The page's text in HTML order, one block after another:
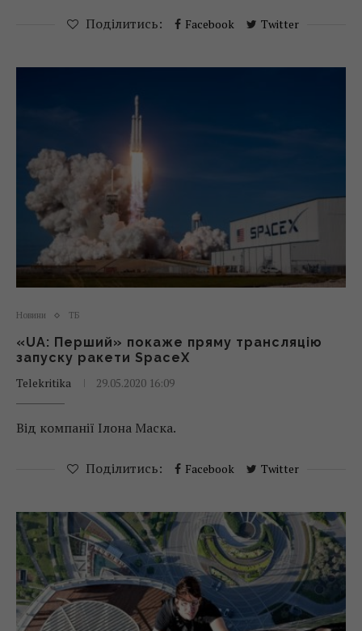
Поділитись: Facebook Twitter
Новини ТБ
«UA: Перший» покаже пряму трансляцію
запуску ракети SpaceX
Telekritika
29.05.2020 16:09
Від компанії Ілона Маска.
Поділитись: Facebook Twitter